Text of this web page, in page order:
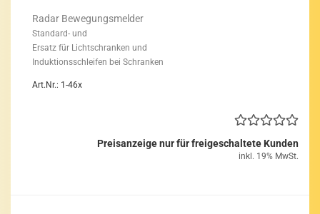
Radar Be­we­gungs­mel­der
Standard-​ und
Er­satz für Licht­schran­ken und
In­duk­ti­ons­schlei­fen bei Schran­ken
Art.Nr.: 1-46x
Preisanzeige nur für freigeschaltete Kunden
inkl. 19% MwSt.